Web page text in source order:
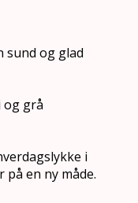
sund og glad
og grå
i
en ny måde.